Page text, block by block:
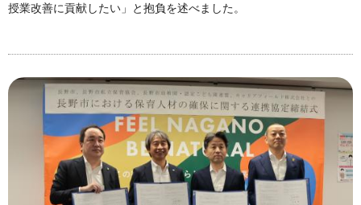
授業改善に貢献したい」と抱負を述べました。